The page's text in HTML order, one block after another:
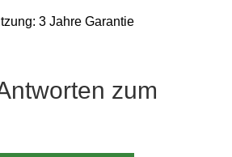
3 Jahre Garantie
zum